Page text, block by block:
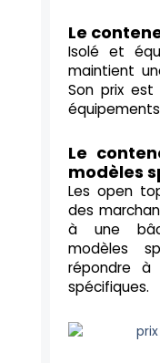
Le
Isolé et
maintient
Son prix
Le
modèles
Les open
des
à une
modèles
répondre à
spécifiques.